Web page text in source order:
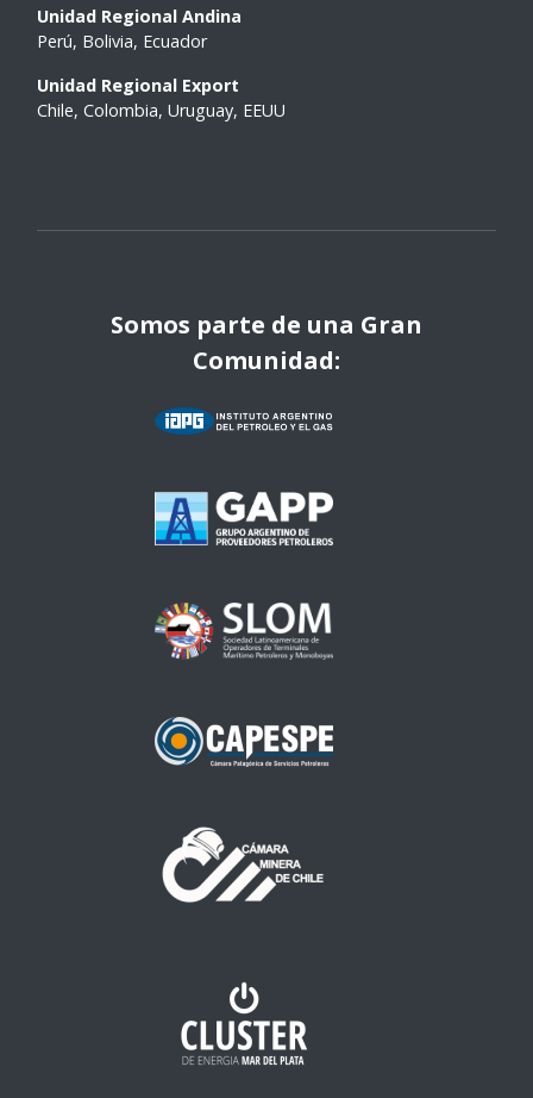
Unidad Regional Andina
Perú, Bolivia, Ecuador
Unidad Regional Export
Chile, Colombia, Uruguay, EEUU
Somos parte de una Gran
Comunidad: